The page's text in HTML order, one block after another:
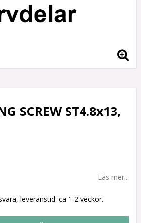
SCREW ST4.8x13,
Läs mer...
leveranstid: ca 1-2 veckor.